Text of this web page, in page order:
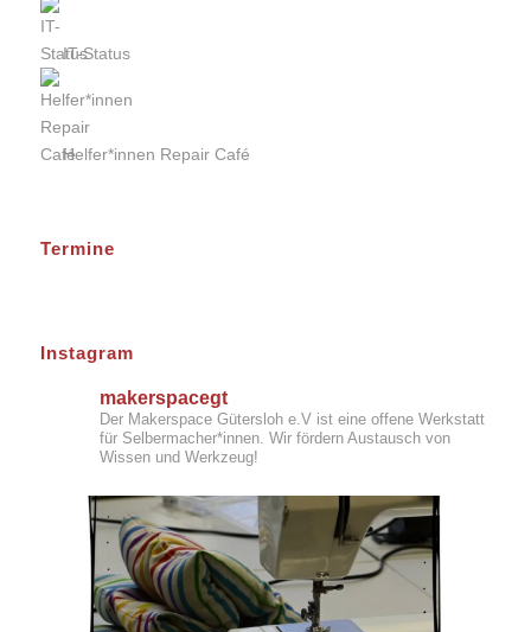
IT-Status
Helfer*innen Repair Café
Termine
Instagram
makerspacegt
Der Makerspace Gütersloh e.V ist eine offene Werkstatt
für Selbermacher*innen. Wir fördern Austausch von
Wissen und Werkzeug!